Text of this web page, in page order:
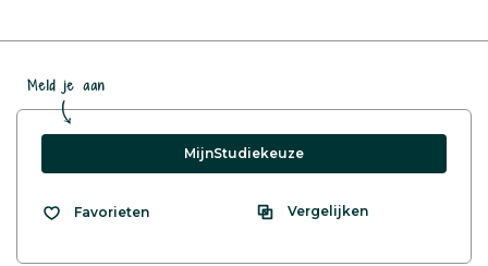
Meld je aan
MijnStudiekeuze
Favorieten Vergelijken